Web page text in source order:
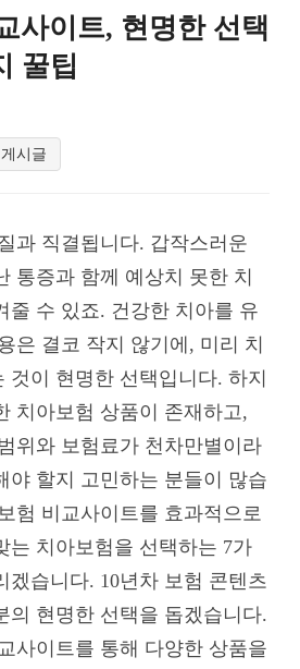
사이트, 현명한 선택
꿀팁
시글
과 직결됩니다. 갑작스러운
통증과 함께 예상치 못한 치
줄 수 있죠. 건강한 치아를 유
은 결코 작지 않기에, 미리 치
것이 현명한 선택입니다. 하지
치아보험 상품이 존재하고,
위와 보험료가 천차만별이라
야 할지 고민하는 분들이 많습
험 비교사이트를 효과적으로
는 치아보험을 선택하는 7가
겠습니다. 10년차 보험 콘텐츠
의 현명한 선택을 돕겠습니다.
사이트를 통해 다양한 상품을